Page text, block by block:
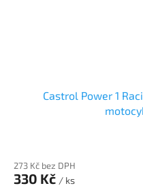
Castrol Power 1
273 Kč bez DPH
330 Kč / ks